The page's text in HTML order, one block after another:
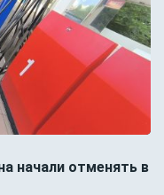
начали отменять в